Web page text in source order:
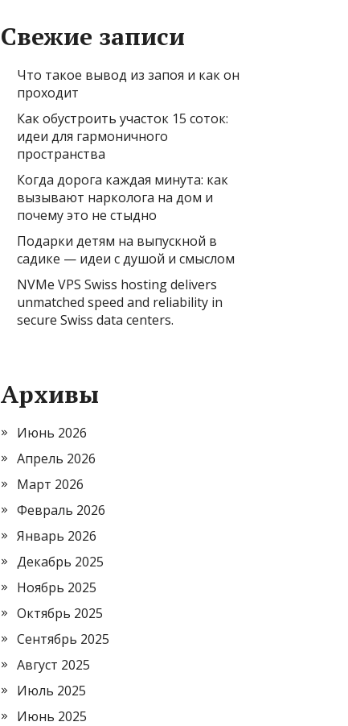
Свежие записи
Что такое вывод из запоя и как он
проходит
Как обустроить участок 15 соток:
идеи для гармоничного
пространства
Когда дорога каждая минута: как
вызывают нарколога на дом и
почему это не стыдно
Подарки детям на выпускной в
садике — идеи с душой и смыслом
NVMe VPS Swiss hosting delivers
unmatched speed and reliability in
secure Swiss data centers.
Архивы
Июнь 2026
Апрель 2026
Март 2026
Февраль 2026
Январь 2026
Декабрь 2025
Ноябрь 2025
Октябрь 2025
Сентябрь 2025
Август 2025
Июль 2025
Июнь 2025